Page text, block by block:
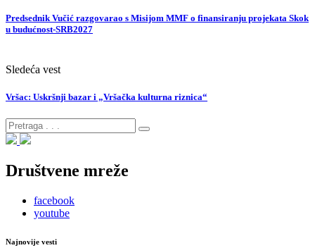
Predsednik Vučić razgovarao s Misijom MMF o finansiranju projekata Skok
u budućnost-SRB2027
Sledeća vest
Vršac: Uskršnji bazar i „Vršačka kulturna riznica“
Društvene mreže
facebook
youtube
Najnovije vesti